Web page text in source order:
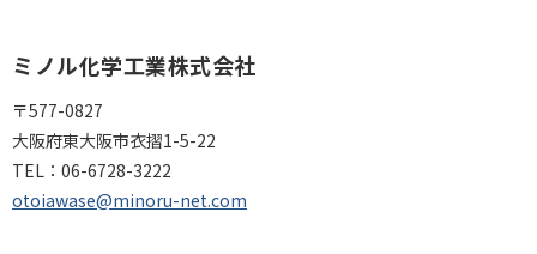
ミノル化学工業株式会社
〒577-0827
大阪府東大阪市衣摺1-5-22
TEL： 06-6728-3222
otoiawase@minoru-net.com